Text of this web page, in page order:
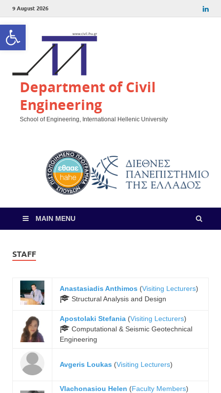
Open toolbar
9 August 2026
Department of Civil
Engineering
School of Engineering, International Hellenic University
MAIN MENU
STAFF
Anastasiadis Anthimos (Visiting Lecturers)
Structural Analysis and Design
Apostolaki Stefania (Visiting Lecturers)
Computational & Seismic Geotechnical
Engineering
Avgeris Loukas (Visiting Lecturers)
Vlachonasiou Helen (Faculty Members)